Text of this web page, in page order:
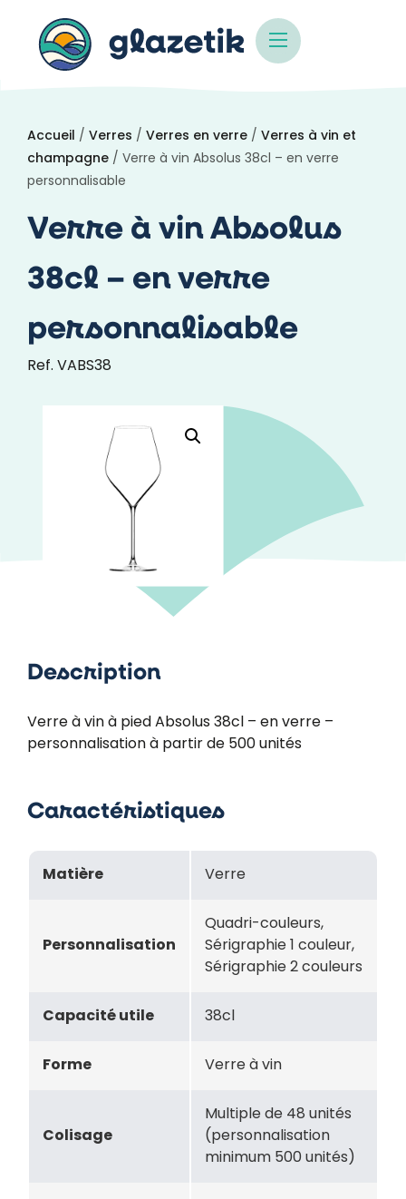
Accueil / Verres / Verres en verre / Verres à vin et
champagne / Verre à vin Absolus 38cl – en verre
personnalisable
Verre à vin Absolus
38cl – en verre
personnalisable
Ref. VABS38
Description
Verre à vin à pied Absolus 38cl – en verre –
personnalisation à partir de 500 unités
Caractéristiques
Matière Verre
Personnalisation
Quadri-couleurs,
Sérigraphie 1 couleur,
Sérigraphie 2 couleurs
Capacité utile 38cl
Forme Verre à vin
Colisage
Multiple de 48 unités
(personnalisation
minimum 500 unités)